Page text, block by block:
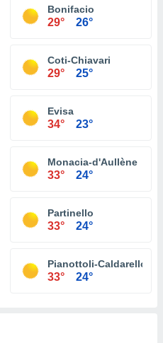
Bonifacio
29° 26°
Coti-Chiavari
29° 25°
Evisa
34° 23°
Monacia-d'Aullène
33° 24°
Partinello
33° 24°
Pianottoli-Caldarello
33° 24°